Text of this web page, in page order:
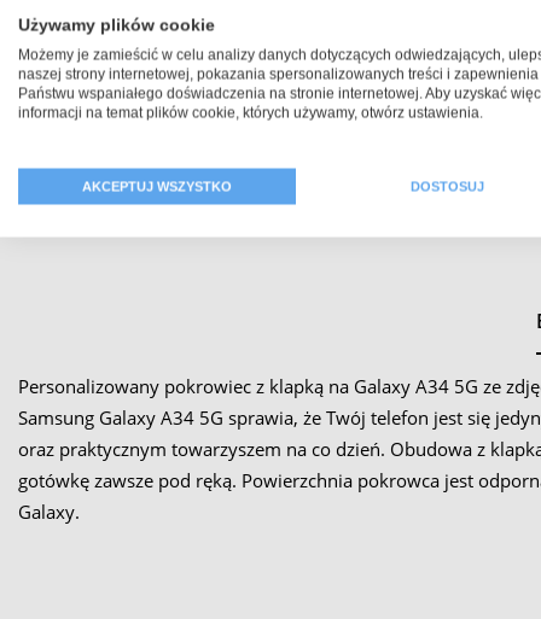
images
gallery
Personalizowany pokrowiec z klapką na Galaxy A34 5G ze
Samsung Galaxy A34 5G sprawia, że Twój telefon jest się
oraz praktycznym towarzyszem na co dzień. Obudowa z
gotówkę zawsze pod ręką. Powierzchnia pokrowca jest
Galaxy.
Używamy plików cookie
Możemy je zamieścić w celu analizy danych dotyczących odwiedzających,
naszej strony internetowej, pokazania spersonalizowanych treści i zapewnienia
Państwu wspaniałego doświadczenia na stronie internetowej. Aby uzyskać
informacji na temat plików cookie, których używamy, otwórz ustawienia.
AKCEPTUJ WSZYSTKO DOSTOSUJ